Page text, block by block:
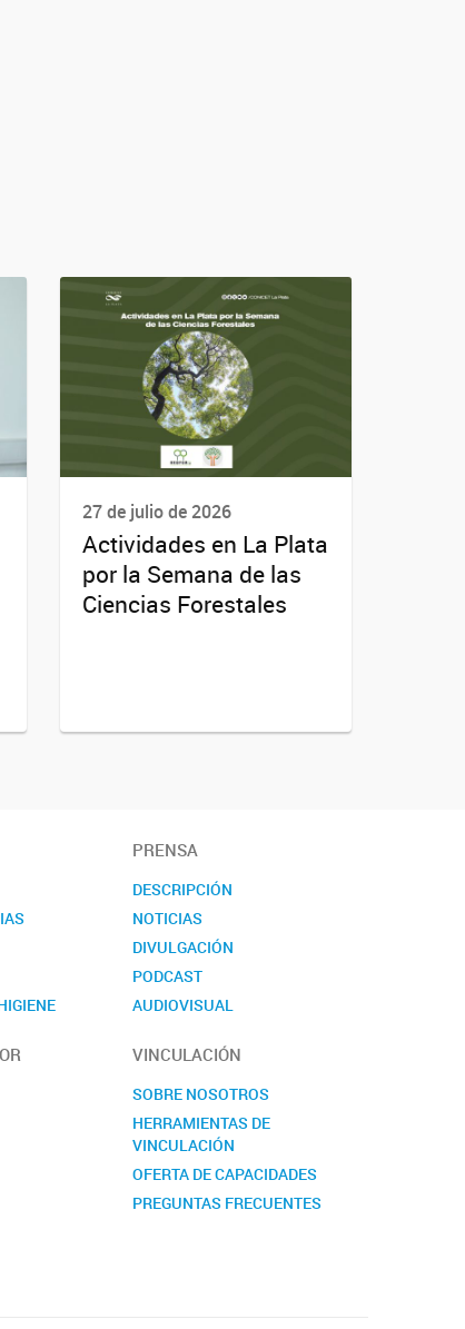
27 de julio de 2026
Actividades en La Plata
por la Semana de las
Ciencias Forestales
PRENSA
DESCRIPCIÓN
NOTICIAS
DIVULGACIÓN
PODCAST
AUDIOVISUAL
NOVEDADES
CONTACTO
VINCULACIÓN
SOBRE NOSOTROS
HERRAMIENTAS DE
VINCULACIÓN
OFERTA DE CAPACIDADES
PREGUNTAS FRECUENTES